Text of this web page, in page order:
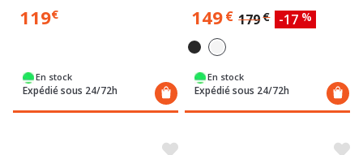
119€
En stock
Expédié sous 24/72h
149€ 179€ -17 %
En stock
Expédié sous 24/72h